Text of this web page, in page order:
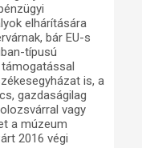
elhárítására
bár EU-s
típusú
is, a
gazdaságilag
vagy
a múzeum
2016 végi